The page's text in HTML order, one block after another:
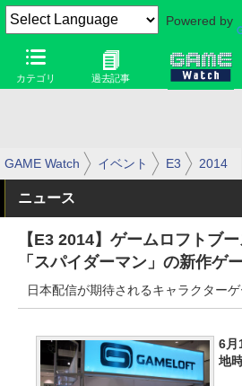
Powered by
カテゴリ 過去記事
GAME Watch イベント E3 2014
ニュース
【E3 2014】ゲームロフトブ
「スパイダーマン」の新作ゲ
日本配信が期待されるキャラクター
6月
地